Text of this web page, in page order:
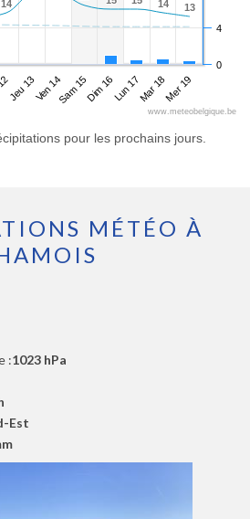
14
14 14
14 13
13
Jeu 13Ven 14Sam 15Dim 16Lun 17Mar 18Mer 19
0
4
www.meteobelgique.be
pour les prochains jours.
MÉTÉO À
:1023 hPa
Est